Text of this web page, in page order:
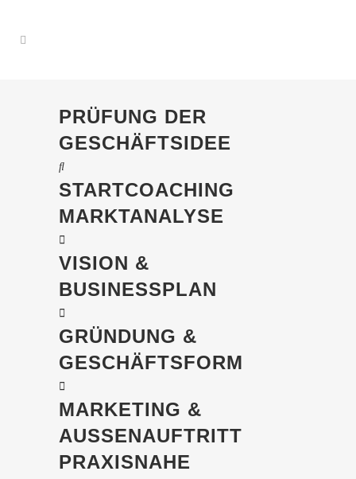
PRÜFUNG DER
GESCHÄFTSIDEE
STARTCOACHING
MARKTANALYSE
VISION &
BUSINESSPLAN
GRÜNDUNG &
GESCHÄFTSFORM
MARKETING &
AUSSENAUFTRITT
PRAXISNAHE